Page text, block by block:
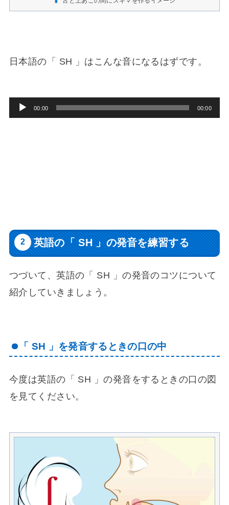
日本語の「 SH 」はこんな音になるはずです。
音
声
00:00 00:00
英語の「 SH 」の発音を練習する
つづいて、英語の「 SH 」の発音のコツについて
紹介していきましょう。
「 SH 」を発音するときの口の中
今度は英語の「 SH 」の発音をするときの口の図
を見てください。